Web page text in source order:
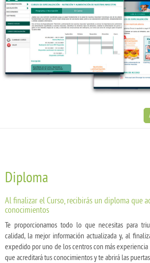
Diploma
Al finalizar el Curso, recibirás un diploma que
conocimientos
Te proporcionamos todo lo que necesitas para
calidad, la mejor información actualizada y, al
expedido por uno de los centros con más
que acreditará tus conocimientos y te abrirá las